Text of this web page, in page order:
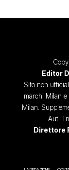
Editor
Sito non
marchi Milan
Milan.
Aut.
Direttore